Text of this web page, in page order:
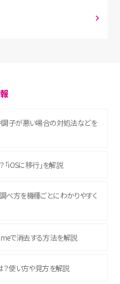
調子が悪い場合の対処法などを
iOSに移行」を解説
べ方を機種ごとにわかりやすく
で消去する方法を解説
？使い方や見方を解説